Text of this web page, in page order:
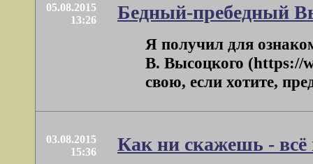
05.08.2015
13:26
Бедный-пребедный
Я получил для
В. Высоцкого (https://
свою, если хотите,
03.08.2015
15:36
Как ни скажешь - всё